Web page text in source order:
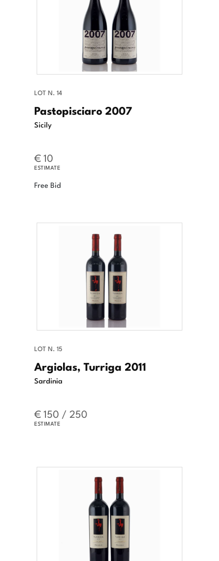
LOT N. 14
Pastopisciaro 2007
Sicily
€ 10
ESTIMATE
Free Bid
LOT N. 15
Argiolas, Turriga 2011
Sardinia
€ 150 / 250
ESTIMATE